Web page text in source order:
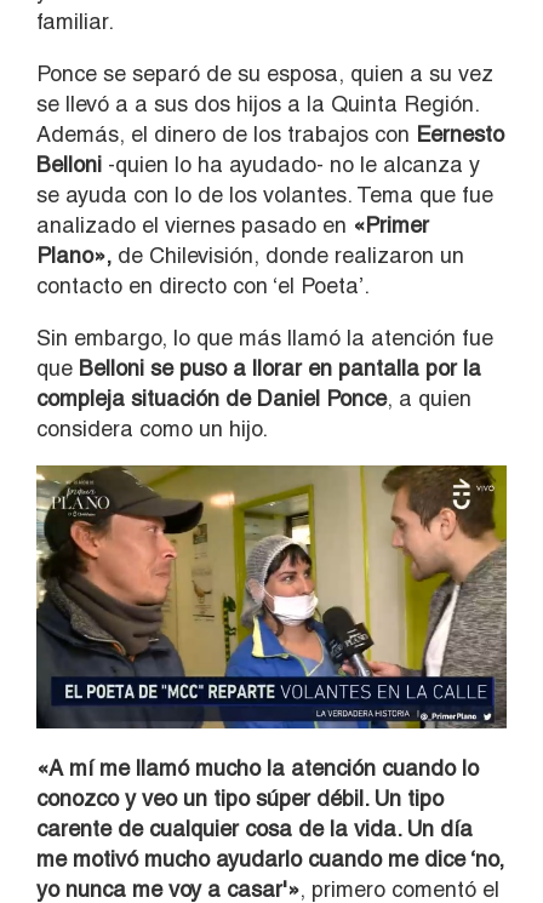
familiar.
Ponce se separó de su esposa, quien a su vez
se llevó a a sus dos hijos a la Quinta Región.
Además, el dinero de los trabajos con Eernesto
Belloni -quien lo ha ayudado- no le alcanza y
se ayuda con lo de los volantes. Tema que fue
analizado el viernes pasado en «Primer
Plano», de Chilevisión, donde realizaron un
contacto en directo con ‘el Poeta’.
Sin embargo, lo que más llamó la atención fue
que Belloni se puso a llorar en pantalla por la
compleja situación de Daniel Ponce, a quien
considera como un hijo.
«A mí me llamó mucho la atención cuando lo
conozco y veo un tipo súper débil. Un tipo
carente de cualquier cosa de la vida. Un día
me motivó mucho ayudarlo cuando me dice ‘no,
yo nunca me voy a casar'», primero comentó el